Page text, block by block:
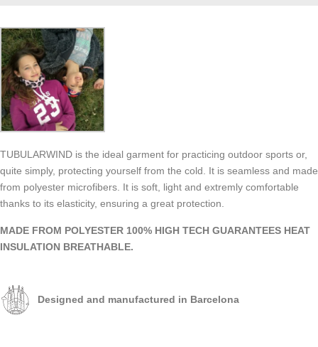
TUBULARWIND is the ideal garment for practicing outdoor sports or,
quite simply, protecting yourself from the cold. It is seamless and made
from polyester microfibers. It is soft, light and extremly comfortable
thanks to its elasticity, ensuring a great protection.
MADE FROM POLYESTER 100% HIGH TECH GUARANTEES HEAT
INSULATION BREATHABLE.
Designed and manufactured in Barcelona